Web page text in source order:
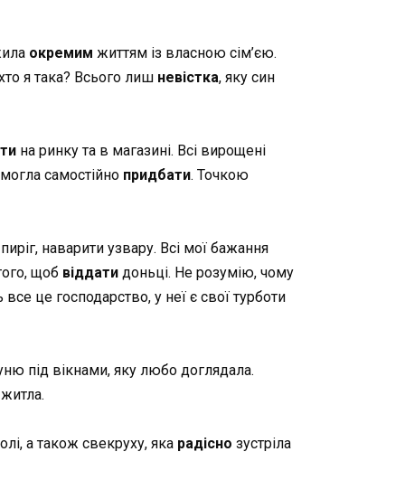
окремим життям із власною сім’єю.
я така? Всього лиш невістка, яку син
на ринку та в магазині. Всі вирощені
самостійно придбати. Точкою
наварити узвару. Всі мої бажання
щоб віддати доньці. Не розумію, чому
все це господарство, у неї є свої турботи
під вікнами, яку любо доглядала.
а також свекруху, яка радісно зустріла